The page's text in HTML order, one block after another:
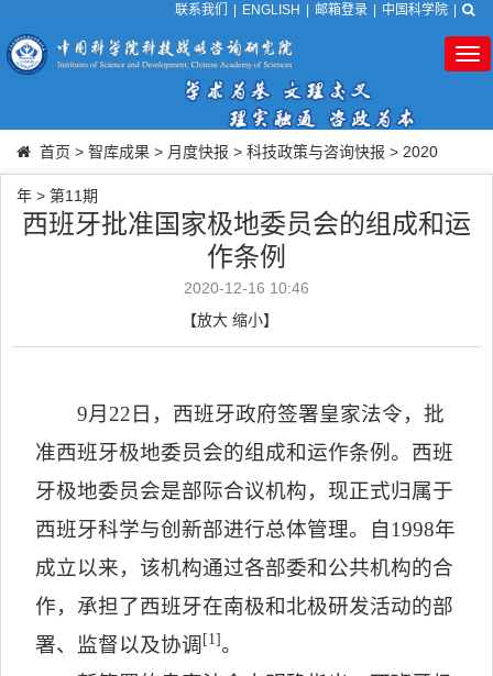
联系我们 ENGLISH 邮箱登录 中国科学院
首页 > 智库成果 > 月度快报 > 科技政策与咨询快报 > 2020
年 > 第11期
西班牙批准国家极地委员会的组成和运
作条例
2020-12-16 10:46
【放大 缩小】
9月 22 日，西班牙政府签署皇家法令，批
准西班牙极地委员会的组成和运作条例。西班
牙极地委员会是部际合议机构，现正式归属于
西班牙科学与创新部进行总体管理。自1998年
成立以来，该机构通过各部委和公共机构的合
作，承担了西班牙在南极和北极研发活动的部
署、监督以及协调 [1]。